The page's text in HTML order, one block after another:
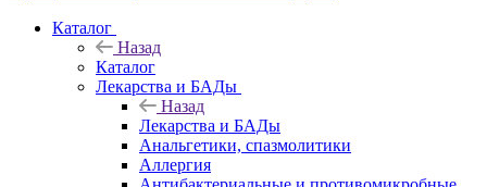
Каталог
Назад
Каталог
Лекарства и БАДы
Назад
Лекарства и БАДы
Анальгетики, спазмолитики
Аллергия